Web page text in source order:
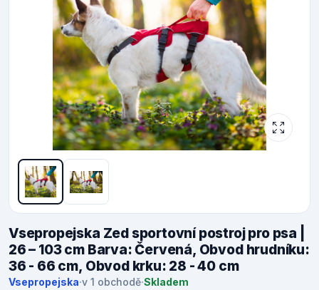
Vsepropejska Zed sportovní postroj pro psa |
26 – 103 cm Barva: Červená, Obvod hrudníku:
36 - 66 cm, Obvod krku: 28 - 40 cm
Vsepropejska·v 1 obchodě·Skladem